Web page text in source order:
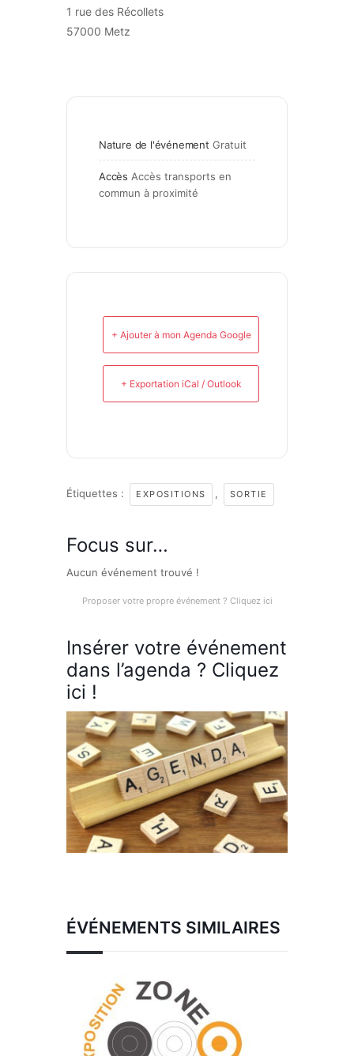
1 rue des Récollets
57000 Metz
Nature de l'événement Gratuit
Accès Accès transports en
commun à proximité
+ Ajouter à mon Agenda Google
+ Exportation iCal / Outlook
Étiquettes : EXPOSITIONS , SORTIE
Focus sur…
Aucun événement trouvé !
Proposer votre propre événement ? Cliquez ici
Insérer votre événement
dans l’agenda ? Cliquez
ici !
ÉVÉNEMENTS SIMILAIRES